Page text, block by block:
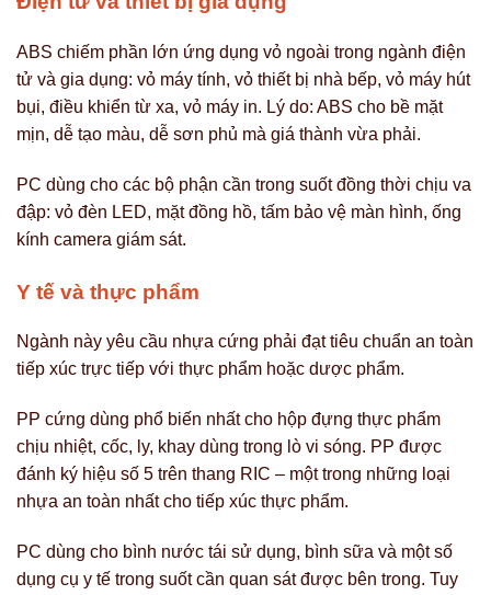
ABS chiếm phần lớn ứng dụng vỏ ngoài trong ngành điện
tử và gia dụng: vỏ máy tính, vỏ thiết bị nhà bếp, vỏ máy hút
bụi, điều khiển từ xa, vỏ máy in. Lý do: ABS cho bề mặt
mịn, dễ tạo màu, dễ sơn phủ mà giá thành vừa phải.
PC dùng cho các bộ phận cần trong suốt đồng thời chịu va
đập: vỏ đèn LED, mặt đồng hồ, tấm bảo vệ màn hình, ống
kính camera giám sát.
Y tế và thực phẩm
Ngành này yêu cầu nhựa cứng phải đạt tiêu chuẩn an toàn
tiếp xúc trực tiếp với thực phẩm hoặc dược phẩm.
PP cứng dùng phổ biến nhất cho hộp đựng thực phẩm
chịu nhiệt, cốc, ly, khay dùng trong lò vi sóng. PP được
đánh ký hiệu số 5 trên thang RIC – một trong những loại
nhựa an toàn nhất cho tiếp xúc thực phẩm.
PC dùng cho bình nước tái sử dụng, bình sữa và một số
dụng cụ y tế trong suốt cần quan sát được bên trong. Tuy